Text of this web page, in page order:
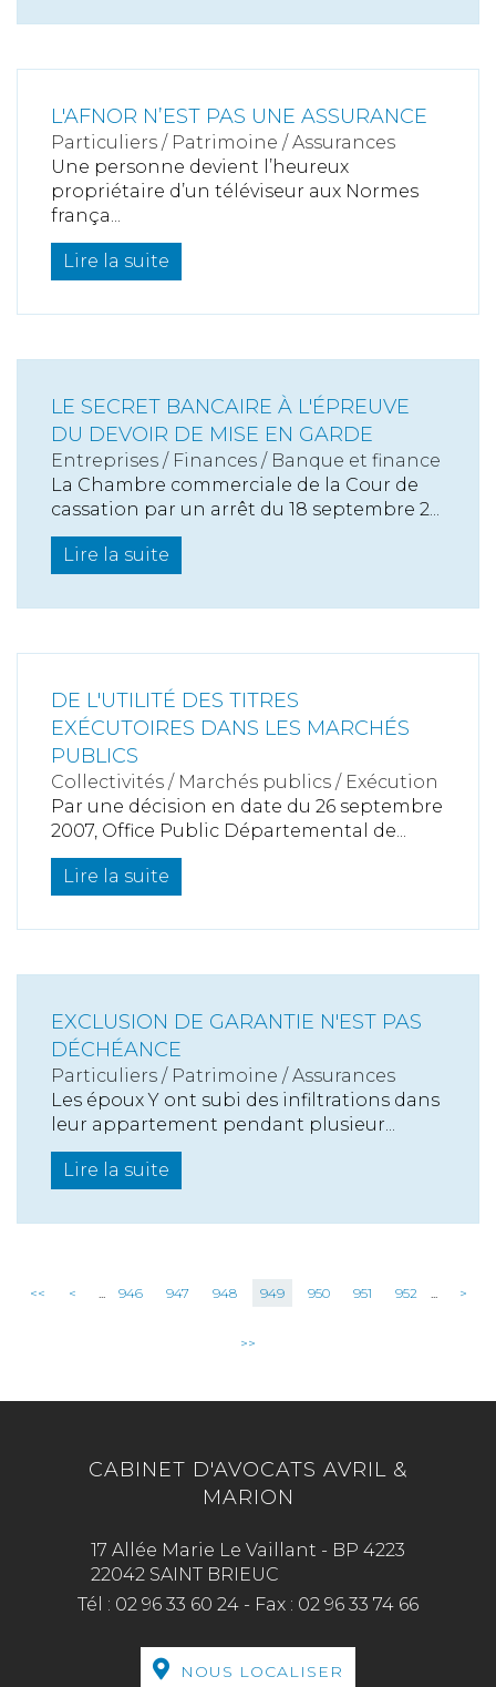
L'AFNOR N’EST PAS UNE ASSURANCE
Particuliers / Patrimoine /Assurances
Une personne devient l’heureux
propriétaire d’un téléviseur aux Normes
frança...
Lire la suite
LE SECRET BANCAIRE À L'ÉPREUVE
DU DEVOIR DE MISE EN GARDE
Entreprises / Finances / Banque et finance
La Chambre commerciale de la Cour de
cassation par un arrêt du 18 septembre 2...
Lire la suite
DE L'UTILITÉ DES TITRES
EXÉCUTOIRES DANS LES MARCHÉS
PUBLICS
Collectivités / Marchés publics / Exécution
Par une décision en date du 26 septembre
2007, Office Public Départemental de...
Lire la suite
EXCLUSION DE GARANTIE N'EST PAS
DÉCHÉANCE
Particuliers / Patrimoine /Assurances
Les époux Y ont subi des infiltrations dans
leur appartement pendant plusieur...
Lire la suite
<< < ... 946 947 948 949 950 951 952 ... >
>>
CABINET D'AVOCATS AVRIL &
MARION
17 Allée Marie Le Vaillant - BP 4223
22042 SAINT BRIEUC
Tél : 02 96 33 60 24 - Fax : 02 96 33 74 66
NOUS LOCALISER